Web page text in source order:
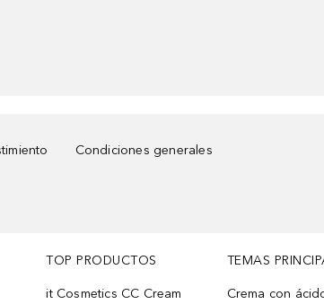
Condiciones generales
TOP PRODUCTOS
it Cosmetics CC Cream
TEMAS
Crema con